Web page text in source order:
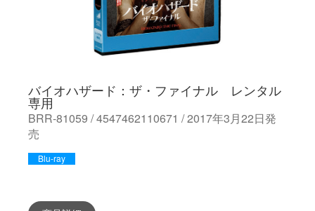
バイオハザード：ザ・ファイナル レンタル
専用
BRR-81059 / 4547462110671 / 2017年3月22日発
売
Blu-ray